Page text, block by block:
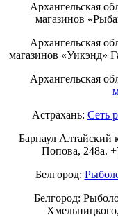
Архангельская
магазинов
Архангельская
магазинов «Уикэнд»
Архангельская
Астрахань: Сеть
Барнаул Алтайский
Попова, 248а.
Белгород:
Белгород: